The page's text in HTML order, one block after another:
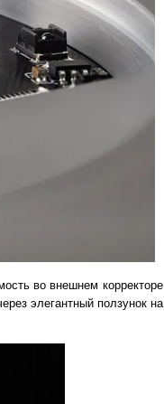
во внешнем корректоре
элегантный ползунок на